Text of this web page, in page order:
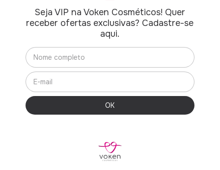
Seja VIP na Voken Cosméticos! Quer
receber ofertas exclusivas? Cadastre-se
aqui.